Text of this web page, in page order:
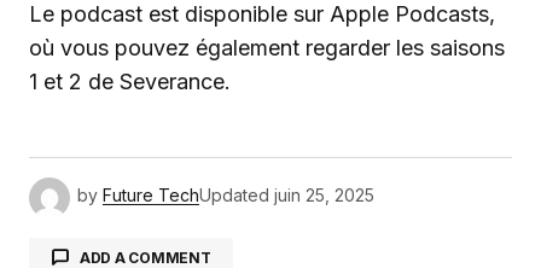
Le podcast est disponible sur Apple Podcasts,
où vous pouvez également regarder les saisons
1 et 2 de Severance.
by Future TechUpdated juin 25, 2025
ADD A COMMENT